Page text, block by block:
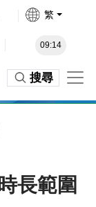
繁
09:14
搜尋
長範圍